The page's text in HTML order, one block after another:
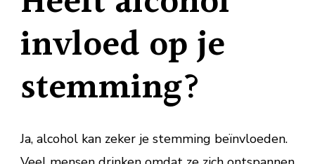
invloed op je
stemming?
Ja, alcohol kan zeker je stemming beïnvloeden.